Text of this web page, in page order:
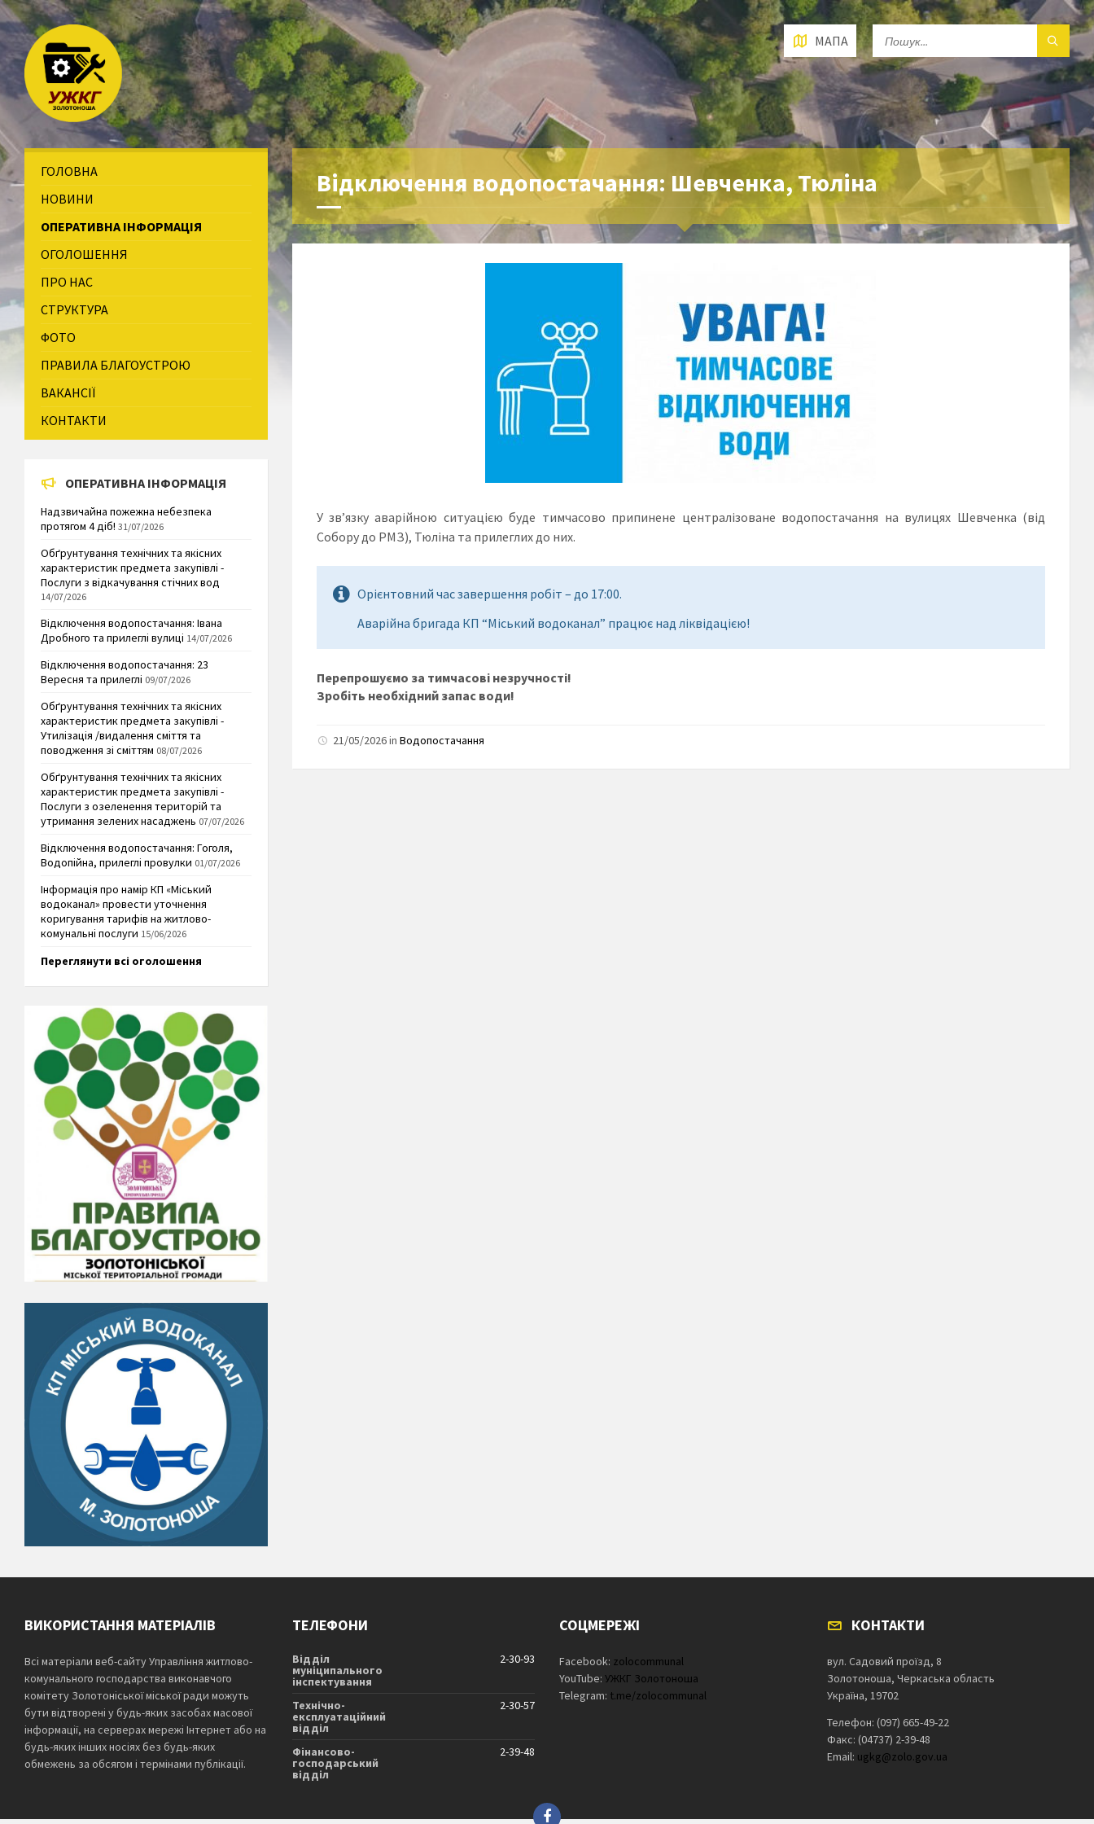
МАПА
Відключення водопостачання: Шевченка, Тюліна
У зв’язку аварійною ситуацією буде тимчасово припинене централізоване водопостачання на вулицях Шевченка (від
Собору до РМЗ), Тюліна та прилеглих до них.
Орієнтовний час завершення робіт – до 17:00.
Аварійна бригада КП “Міський водоканал” працює над ліквідацією!
Перепрошуємо за тимчасові незручності!
Зробіть необхідний запас води!
21/05/2026 in Водопостачання
ГОЛОВНА
НОВИНИ
ОПЕРАТИВНА ІНФОРМАЦІЯ
ОГОЛОШЕННЯ
ПРО НАС
СТРУКТУРА
ФОТО
ПРАВИЛА БЛАГОУСТРОЮ
ВАКАНСІЇ
КОНТАКТИ
ОПЕРАТИВНА ІНФОРМАЦІЯ
Надзвичайна пожежна небезпека
протягом 4 діб! 31/07/2026
Обґрунтування технічних та якісних
характеристик предмета закупівлі -
Послуги з відкачування стічних вод
14/07/2026
Відключення водопостачання: Івана
Дробного та прилеглі вулиці 14/07/2026
Відключення водопостачання: 23
Вересня та прилеглі 09/07/2026
Обґрунтування технічних та якісних
характеристик предмета закупівлі -
Утилізація /видалення сміття та
поводження зі сміттям 08/07/2026
Обґрунтування технічних та якісних
характеристик предмета закупівлі -
Послуги з озеленення територій та
утримання зелених насаджень 07/07/2026
Відключення водопостачання: Гоголя,
Водопійна, прилеглі провулки 01/07/2026
Інформація про намір КП «Міський
водоканал» провести уточнення
коригування тарифів на житлово-
комунальні послуги 15/06/2026
Переглянути всі оголошення
ВИКОРИСТАННЯ МАТЕРІАЛІВ
Всі матеріали веб-сайту Управління житлово-
комунального господарства виконавчого
комітету Золотоніської міської ради можуть
бути відтворені у будь-яких засобах масової
інформації, на серверах мережі Інтернет або на
будь-яких інших носіях без будь-яких
обмежень за обсягом і термінами публікації.
ТЕЛЕФОНИ
Відділ
муніципального
інспектування
2-30-93
Технічно-
експлуатаційний
відділ
2-30-57
Фінансово-
господарський
відділ
2-39-48
СОЦМЕРЕЖІ
Facebook: zolocommunal
YouTube: УЖКГ Золотоноша
Telegram: t.me/zolocommunal
КОНТАКТИ
вул. Садовий проїзд, 8
Золотоноша, Черкаська область
Україна, 19702
Телефон: (097) 665-49-22
Факс: (04737) 2-39-48
Email: ugkg@zolo.gov.ua